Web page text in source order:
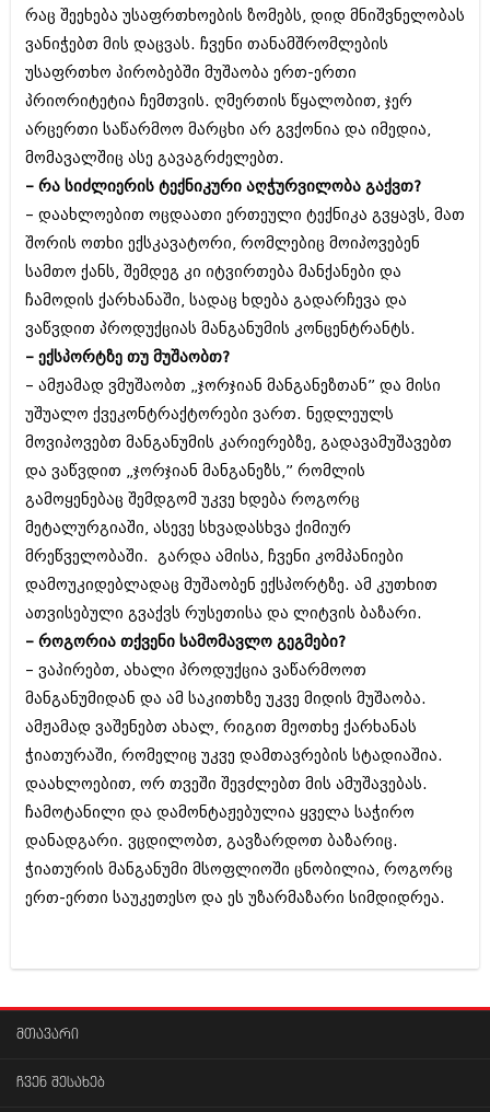
ივლისი 2016 (211)
ივნისი 2016 (221)
მაისი 2016 (261)
აპრილი 2016 (215)
მარტი 2016 (200)
თებერვალი 2016 (250)
დეკემბერი 2015 (207)
ნოემბერი 2015 (264)
ოქტომბერი 2015 (204)
სექტემბერი 2015 (215)
აგვისტო 2015 (286)
ივლისი 2015 (173)
ივნისი 2015 (261)
მაისი 2015 (194)
აპრილი 2015 (208)
მარტი 2015 (365)
თებერვალი 2015 (286)
იანვარი 2015 (247)
ნოემბერი 2014 (290)
ოქტომბერი 2014 (292)
სექტემბერი 2014 (394)
აგვისტო 2014 (248)
ივლისი 2014 (313)
ივნისი 2014 (366)
მაისი 2014 (313)
აპრილი 2014 (290)
მარტი 2014 (413)
თებერვალი 2014 (318)
იანვარი 2014 (297)
დეკემბერი 2013 (365)
ოქტომბერი 2013 (256)
სექტემბერი 2013 (368)
აგვისტო 2013 (89)
ივლისი 2013 (182)
ივნისი 2013 (212)
მაისი 2013 (259)
აპრილი 2013 (304)
მარტი 2013 (352)
თებერვალი 2013 (204)
ივნისი 2012 (282)
რაც შეეხება უსაფრთხოების ზომებს, დიდ მნიშვნელობას
ვანიჭებთ მის დაცვას. ჩვენი თანამშრომლების
უსაფრთხო პირობებში მუშაობა ერთ-ერთი
პრიორიტეტია ჩემთვის. ღმერთის წყალობით, ჯერ
არცერთი საწარმოო მარცხი არ გვქონია და იმედია,
მომავალშიც ასე გავაგრძელებთ.
– რა სიძლიერის ტექნიკური აღჭურვილობა გაქვთ?
– დაახლოებით ოცდაათი ერთეული ტექნიკა გვყავს, მათ
შორის ოთხი ექსკავატორი, რომლებიც მოიპოვებენ
სამთო ქანს, შემდეგ კი იტვირთება მანქანები და
ჩამოდის ქარხანაში, სადაც ხდება გადარჩევა და
ვაწვდით პროდუქციას მანგანუმის კონცენტრანტს.
– ექსპორტზე თუ მუშაობთ?
– ამჟამად ვმუშაობთ „ჯორჯიან მანგანეზთან” და მისი
უშუალო ქვეკონტრაქტორები ვართ. ნედლეულს
მოვიპოვებთ მანგანუმის კარიერებზე, გადავამუშავებთ
და ვაწვდით „ჯორჯიან მანგანეზს,” რომლის
გამოყენებაც შემდგომ უკვე ხდება როგორც
მეტალურგიაში, ასევე სხვადასხვა ქიმიურ
მრეწველობაში. გარდა ამისა, ჩვენი კომპანიები
დამოუკიდებლადაც მუშაობენ ექსპორტზე. ამ კუთხით
ათვისებული გვაქვს რუსეთისა და ლიტვის ბაზარი.
– როგორია თქვენი სამომავლო გეგმები?
– ვაპირებთ, ახალი პროდუქცია ვაწარმოოთ
მანგანუმიდან და ამ საკითხზე უკვე მიდის მუშაობა.
ამჟამად ვაშენებთ ახალ, რიგით მეოთხე ქარხანას
ჭიათურაში, რომელიც უკვე დამთავრების სტადიაშია.
დაახლოებით, ორ თვეში შევძლებთ მის ამუშავებას.
ჩამოტანილი და დამონტაჟებულია ყველა საჭირო
დანადგარი. ვცდილობთ, გავზარდოთ ბაზარიც.
ჭიათურის მანგანუმი მსოფლიოში ცნობილია, როგორც
ერთ-ერთი საუკეთესო და ეს უზარმაზარი სიმდიდრეა.
მთავარი
ჩვენ შესახებ